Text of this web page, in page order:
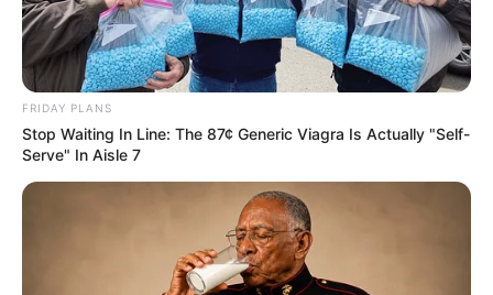
FRIDAY PLANS
Stop Waiting In Line: The 87¢ Generic Viagra Is Actually "Self-
Serve" In Aisle 7